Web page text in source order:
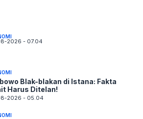
2026 - 07.04
Blak-blakan di Istana: Fakta
Harus Ditelan!
2026 - 05.04